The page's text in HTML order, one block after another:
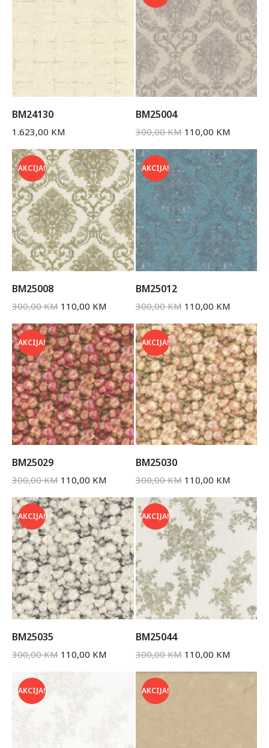
BM24130
1.623,00 KM
BM25004
300,00KM 110,00 KM
AKCIJA!
BM25008
300,00KM 110,00 KM
AKCIJA!
BM25012
300,00KM 110,00 KM
AKCIJA!
BM25029
300,00KM 110,00 KM
AKCIJA!
BM25030
300,00KM 110,00 KM
AKCIJA!
BM25035
300,00KM 110,00 KM
AKCIJA!
BM25044
300,00KM 110,00 KM
AKCIJA! AKCIJA!